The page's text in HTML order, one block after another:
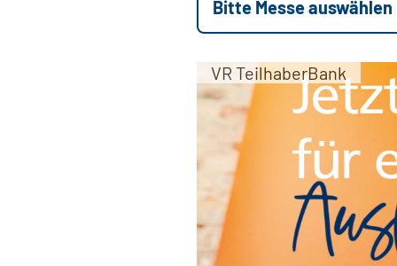
Bitte Messe auswählen
VR TeilhaberBank